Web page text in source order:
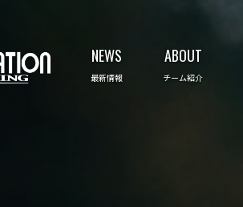
NEWS
最新情報
ABOUT
チーム紹介